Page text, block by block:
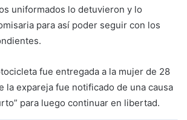
uniformados lo detuvieron y lo
para así poder seguir con los
fue entregada a la mujer de 28
la expareja fue notificado de una causa
para luego continuar en libertad.